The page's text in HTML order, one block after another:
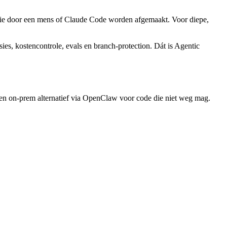
een mens of Claude Code worden afgemaakt. Voor diepe,
kostencontrole, evals en branch-protection. Dát is Agentic
on-prem alternatief via OpenClaw voor code die niet weg mag.